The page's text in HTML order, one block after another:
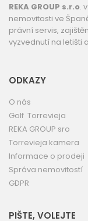
REKA GROUP s.r.o.
nemovitosti ve
právní servis,
vyzvednutí na letišti
ODKAZY
O nás
Golf Torrevieja
REKA GROUP sro
Torrevieja kamera
Informace o prodeji
Správa nemovitostí
GDPR
PIŠTE, VOLEJTE